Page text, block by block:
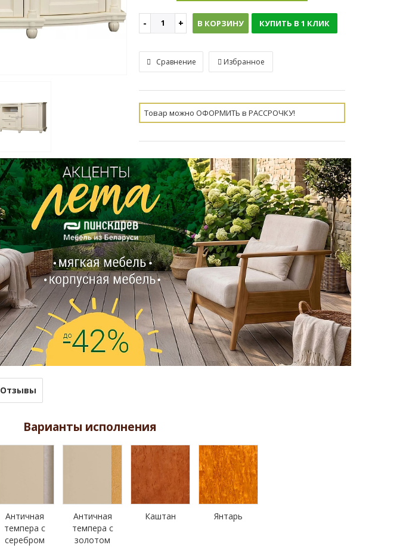
В КОРЗИНУ КУПИТЬ В 1 КЛИК
Сравнение Избранное
Товар можно ОФОРМИТЬ в РАССРОЧКУ!
Отзывы
Варианты исполнения
Античная
темпера с
серебром
Античная
темпера с
золотом
Каштан Янтарь